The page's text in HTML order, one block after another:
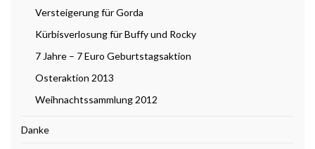
Versteigerung für Gorda
Kürbisverlosung für Buffy und Rocky
7 Jahre – 7 Euro Geburtstagsaktion
Osteraktion 2013
Weihnachtssammlung 2012
Danke